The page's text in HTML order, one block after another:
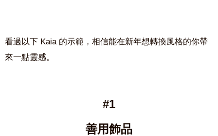
看過以下 Kaia 的示範，相信能在新年想轉換風格的你帶
來一點靈感。
#1
善用飾品